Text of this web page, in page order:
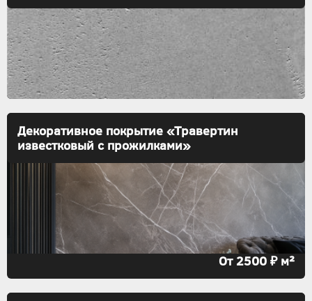
Декоративное покрытие «Травертин
известковый с прожилками»
От 2500 ₽ м²